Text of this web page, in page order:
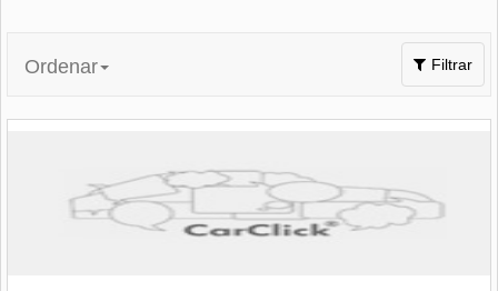
Toggle
navigation
Filtrar
Ordenar